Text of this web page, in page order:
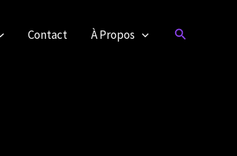
Contact À Propos Rechercher